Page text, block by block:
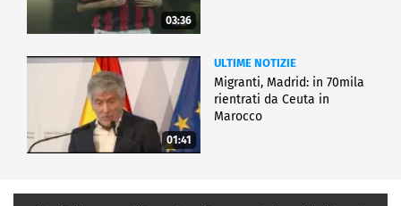
03:36
01:41
ULTIME NOTIZIE
Migranti, Madrid: in 70mila
rientrati da Ceuta in
Marocco